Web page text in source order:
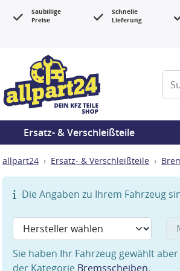
Saubillige
Preise
Schnelle
Lieferung
Ersatz- & Verschleißteile
allpart24 Ersatz- & Verschleißteile
Die Angaben zu Ihrem Fahrzeug
Sie haben Ihr Fahrzeug gewählt
der Kategorie Bremsscheiben.